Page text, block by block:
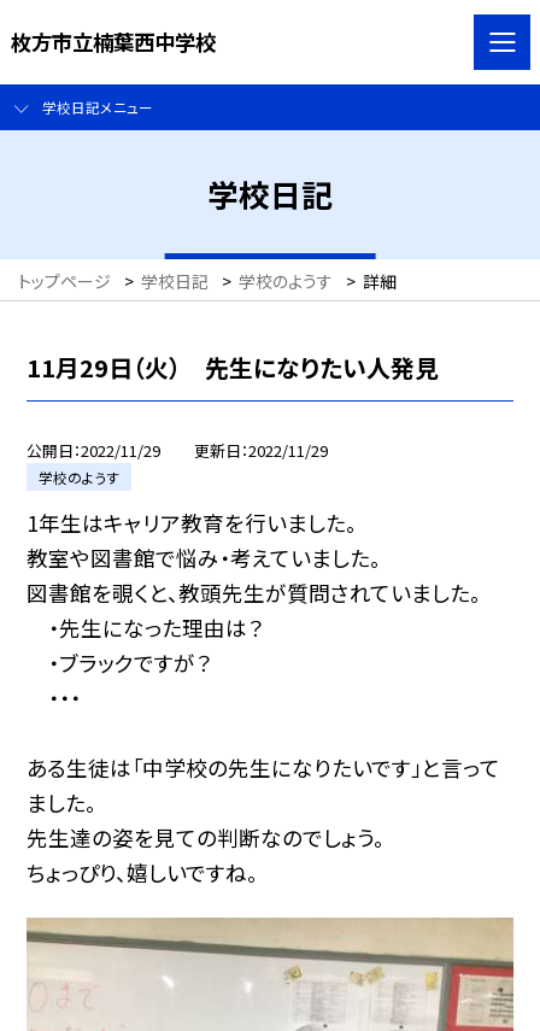
枚方市立楠葉西中学校
学校日記メニュー
学校日記
トップページ > 学校日記 > 学校のようす > 詳細
11月29日（火） 先生になりたい人発見
公開日 2022/11/29 更新日 2022/11/29
学校のようす
1年生はキャリア教育を行いました。
教室や図書館で悩み・考えていました。
図書館を覗くと、教頭先生が質問されていました。
・先生になった理由は？
・ブラックですが？
・・・
ある生徒は「中学校の先生になりたいです」と言って
ました。
先生達の姿を見ての判断なのでしょう。
ちょっぴり、嬉しいですね。